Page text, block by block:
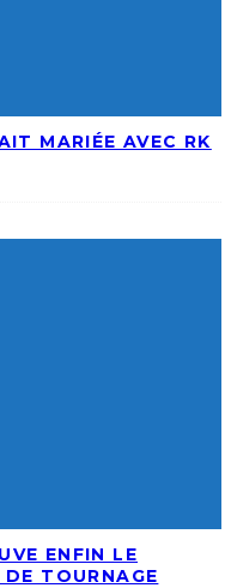
MARIÉE AVEC RK
ENFIN LE
TOURNAGE